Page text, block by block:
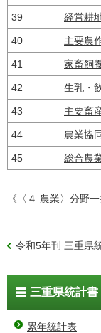
39 経営耕
40 主要農
41 家畜飼
42 生乳・
43 主要畜
44 農業協
45 総合農
《〈４ 農業〉分野
令和5年刊 三重県
三重県統計書
累年統計表